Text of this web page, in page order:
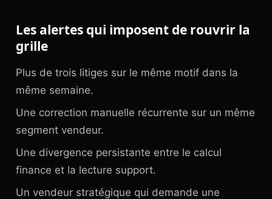
Les alertes qui imposent de rouvrir la
grille
Plus de trois litiges sur le même motif dans la
même semaine.
Une correction manuelle récurrente sur un même
segment vendeur.
Une divergence persistante entre le calcul
finance et la lecture support.
Un vendeur stratégique qui demande une